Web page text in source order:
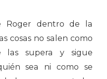
Roger dentro de la
cosas no salen como
las supera y sigue
sea ni como se